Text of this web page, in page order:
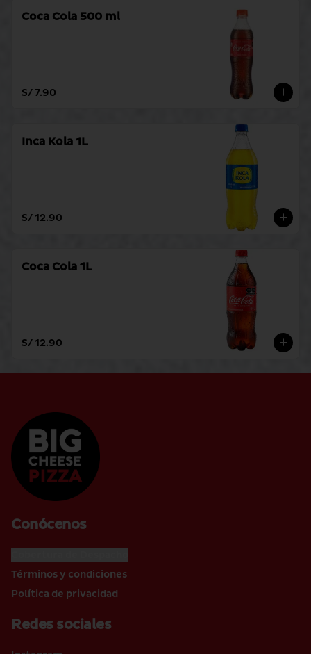
Coca Cola 500 ml
S/ 7.90
Inca Kola 1L
S/ 12.90
Coca Cola 1L
S/ 12.90
Conócenos
Términos y condiciones
Política de privacidad
Redes sociales